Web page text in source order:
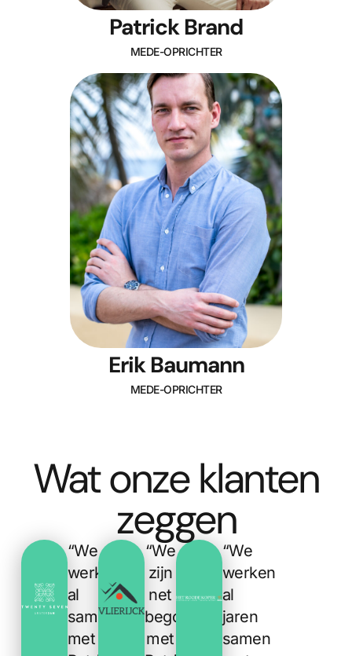
Patrick Brand
MEDE-OPRICHTER
Erik Baumann
MEDE-OPRICHTER
“We
werken
al
samen
met
“We
zijn
net
begonnen
met
“We
werken
al
jaren
samen
Wat onze klanten
zeggen